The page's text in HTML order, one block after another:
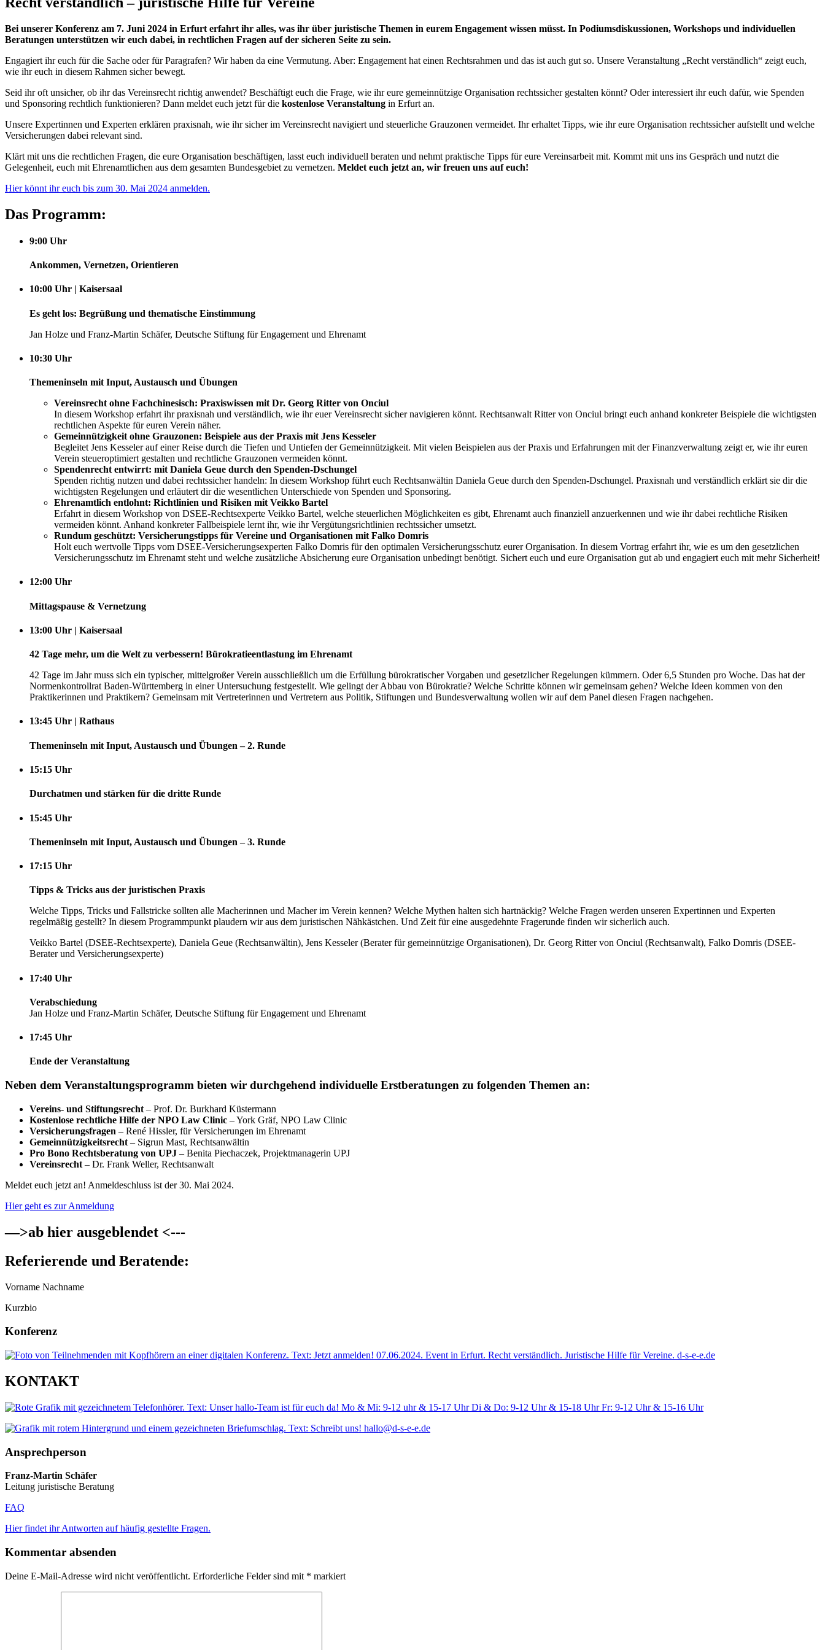
Bei unserer Konferenz am 7. Juni 2024 in Erfurt erfahrt ihr alles, was ihr über juristische Themen in eurem Engagement wissen müsst. In Podiumsdiskussionen, Workshops und individuellen
Beratungen unterstützen wir euch dabei, in rechtlichen Fragen auf der sicheren Seite zu sein.
Engagiert ihr euch für die Sache oder für Paragrafen? Wir haben da eine Vermutung. Aber: Engagement hat einen Rechtsrahmen und das ist auch gut so. Unsere Veranstaltung „Recht verständlich“ zeigt euch,
wie ihr euch in diesem Rahmen sicher bewegt.
Seid ihr oft unsicher, ob ihr das Vereinsrecht richtig anwendet? Beschäftigt euch die Frage, wie ihr eure gemeinnützige Organisation rechtssicher gestalten könnt? Oder interessiert ihr euch dafür, wie Spenden
und Sponsoring rechtlich funktionieren? Dann meldet euch jetzt für die kostenlose Veranstaltung in Erfurt an.
Unsere Expertinnen und Experten erklären praxisnah, wie ihr sicher im Vereinsrecht navigiert und steuerliche Grauzonen vermeidet. Ihr erhaltet Tipps, wie ihr eure Organisation rechtssicher aufstellt und welche
Versicherungen dabei relevant sind.
Klärt mit uns die rechtlichen Fragen, die eure Organisation beschäftigen, lasst euch individuell beraten und nehmt praktische Tipps für eure Vereinsarbeit mit. Kommt mit uns ins Gespräch und nutzt die
Gelegenheit, euch mit Ehrenamtlichen aus dem gesamten Bundesgebiet zu vernetzen. Meldet euch jetzt an, wir freuen uns auf euch!
Hier könnt ihr euch bis zum 30. Mai 2024 anmelden.
Das Programm:
9:00 Uhr
Ankommen, Vernetzen, Orientieren
10:00 Uhr | Kaisersaal
Es geht los: Begrüßung und thematische Einstimmung
Jan Holze und Franz-Martin Schäfer, Deutsche Stiftung für Engagement und Ehrenamt
10:30 Uhr
Themeninseln mit Input, Austausch und Übungen
Vereinsrecht ohne Fachchinesisch: Praxiswissen mit Dr. Georg Ritter von Onciul
In diesem Workshop erfahrt ihr praxisnah und verständlich, wie ihr euer Vereinsrecht sicher navigieren könnt. Rechtsanwalt Ritter von Onciul bringt euch anhand konkreter Beispiele die wichtigsten
rechtlichen Aspekte für euren Verein näher.
Gemeinnützigkeit ohne Grauzonen: Beispiele aus der Praxis mit Jens Kesseler
Begleitet Jens Kesseler auf einer Reise durch die Tiefen und Untiefen der Gemeinnützigkeit. Mit vielen Beispielen aus der Praxis und Erfahrungen mit der Finanzverwaltung zeigt er, wie ihr euren
Verein steueroptimiert gestalten und rechtliche Grauzonen vermeiden könnt.
Spendenrecht entwirrt: mit Daniela Geue durch den Spenden-Dschungel
Spenden richtig nutzen und dabei rechtssicher handeln: In diesem Workshop führt euch Rechtsanwältin Daniela Geue durch den Spenden-Dschungel. Praxisnah und verständlich erklärt sie dir die
wichtigsten Regelungen und erläutert dir die wesentlichen Unterschiede von Spenden und Sponsoring.
Ehrenamtlich entlohnt: Richtlinien und Risiken mit Veikko Bartel
Erfahrt in diesem Workshop von DSEE-Rechtsexperte Veikko Bartel, welche steuerlichen Möglichkeiten es gibt, Ehrenamt auch finanziell anzuerkennen und wie ihr dabei rechtliche Risiken
vermeiden könnt. Anhand konkreter Fallbeispiele lernt ihr, wie ihr Vergütungsrichtlinien rechtssicher umsetzt.
Rundum geschützt: Versicherungstipps für Vereine und Organisationen mit Falko Domris
Holt euch wertvolle Tipps vom DSEE-Versicherungsexperten Falko Domris für den optimalen Versicherungsschutz eurer Organisation. In diesem Vortrag erfahrt ihr, wie es um den gesetzlichen
Versicherungsschutz im Ehrenamt steht und welche zusätzliche Absicherung eure Organisation unbedingt benötigt. Sichert euch und eure Organisation gut ab und engagiert euch mit mehr Sicherheit!
12:00 Uhr
Mittagspause & Vernetzung
13:00 Uhr | Kaisersaal
42 Tage mehr, um die Welt zu verbessern! Bürokratieentlastung im Ehrenamt
42 Tage im Jahr muss sich ein typischer, mittelgroßer Verein ausschließlich um die Erfüllung bürokratischer Vorgaben und gesetzlicher Regelungen kümmern. Oder 6,5 Stunden pro Woche. Das hat der
Normenkontrollrat Baden-Württemberg in einer Untersuchung festgestellt. Wie gelingt der Abbau von Bürokratie? Welche Schritte können wir gemeinsam gehen? Welche Ideen kommen von den
Praktikerinnen und Praktikern? Gemeinsam mit Vertreterinnen und Vertretern aus Politik, Stiftungen und Bundesverwaltung wollen wir auf dem Panel diesen Fragen nachgehen.
13:45 Uhr | Rathaus
Themeninseln mit Input, Austausch und Übungen – 2. Runde
15:15 Uhr
Durchatmen und stärken für die dritte Runde
15:45 Uhr
Themeninseln mit Input, Austausch und Übungen – 3. Runde
17:15 Uhr
Tipps & Tricks aus der juristischen Praxis
Welche Tipps, Tricks und Fallstricke sollten alle Macherinnen und Macher im Verein kennen? Welche Mythen halten sich hartnäckig? Welche Fragen werden unseren Expertinnen und Experten
regelmäßig gestellt? In diesem Programmpunkt plaudern wir aus dem juristischen Nähkästchen. Und Zeit für eine ausgedehnte Fragerunde finden wir sicherlich auch.
Veikko Bartel (DSEE-Rechtsexperte), Daniela Geue (Rechtsanwältin), Jens Kesseler (Berater für gemeinnützige Organisationen), Dr. Georg Ritter von Onciul (Rechtsanwalt), Falko Domris (DSEE-
Berater und Versicherungsexperte)
17:40 Uhr
Verabschiedung
Jan Holze und Franz-Martin Schäfer, Deutsche Stiftung für Engagement und Ehrenamt
17:45 Uhr
Ende der Veranstaltung
Neben dem Veranstaltungsprogramm bieten wir durchgehend individuelle Erstberatungen zu folgenden Themen an:
Vereins- und Stiftungsrecht – Prof. Dr. Burkhard Küstermann
Kostenlose rechtliche Hilfe der NPO Law Clinic – York Gräf, NPO Law Clinic
Versicherungsfragen – René Hissler, für Versicherungen im Ehrenamt
Gemeinnützigkeitsrecht – Sigrun Mast, Rechtsanwältin
Pro Bono Rechtsberatung von UPJ – Benita Piechaczek, Projektmanagerin UPJ
Vereinsrecht – Dr. Frank Weller, Rechtsanwalt
Meldet euch jetzt an! Anmeldeschluss ist der 30. Mai 2024.
Hier geht es zur Anmeldung
—>ab hier ausgeblendet <---
Referierende und Beratende:
Vorname Nachname
Kurzbio
Konferenz
KONTAKT
Ansprechperson
Franz-Martin Schäfer
Leitung juristische Beratung
FAQ
Hier findet ihr Antworten auf häufig gestellte Fragen.
Kommentar absenden
Deine E-Mail-Adresse wird nicht veröffentlicht. Erforderliche Felder sind mit * markiert